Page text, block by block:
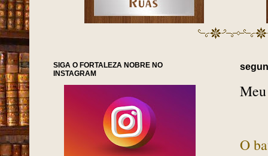
O
SIGA O FORTALEZA NOBRE NO
INSTAGRAM